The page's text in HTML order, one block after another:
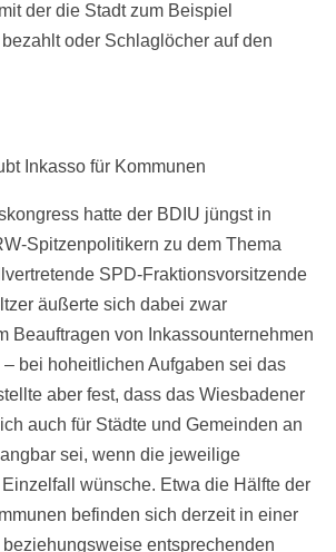
der die Stadt zum Beispiel
oder Schlaglöcher auf den
Inkasso für Kommunen
hatte der BDIU jüngst in
Spitzenpolitikern zu dem Thema
SPD-Fraktionsvorsitzende
äußerte sich dabei zwar
Beauftragen von Inkassounternehmen
bei hoheitlichen Aufgaben sei das
aber fest, dass das Wiesbadener
auch für Städte und Gemeinden an
sei, wenn die jeweilige
wünsche. Etwa die Hälfte der
befinden sich derzeit in einer
entsprechenden